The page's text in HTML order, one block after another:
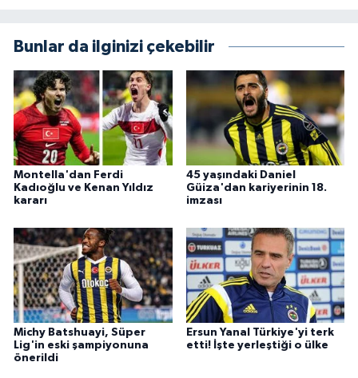
Bunlar da ilginizi çekebilir
Montella'dan Ferdi
Kadıoğlu ve Kenan Yıldız
kararı
45 yaşındaki Daniel
Güiza'dan kariyerinin 18.
imzası
Michy Batshuayi, Süper
Lig'in eski şampiyonuna
önerildi
Ersun Yanal Türkiye'yi terk
etti! İşte yerleştiği o ülke